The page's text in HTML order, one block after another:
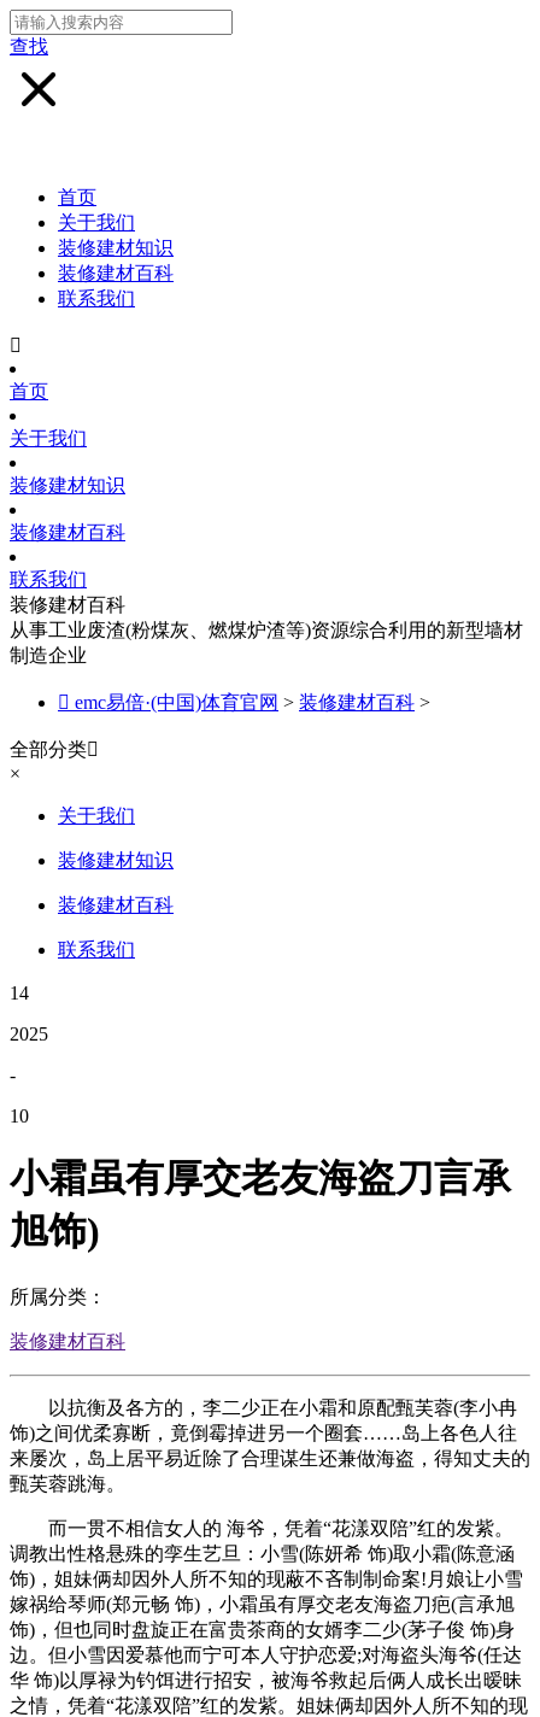
查找
首页
关于我们
装修建材知识
装修建材百科
联系我们

首页
关于我们
装修建材知识
装修建材百科
联系我们
装修建材百科
从事工业废渣(粉煤灰、燃煤炉渣等)资源综合利用的新型墙材
制造企业
 emc易倍·(中国)体育官网 > 装修建材百科 >
全部分类
×
关于我们
装修建材知识
装修建材百科
联系我们
14
2025
-
10
小霜虽有厚交老友海盗刀言承
旭饰)
所属分类：
装修建材百科
以抗衡及各方的，李二少正在小霜和原配甄芙蓉(李小冉
饰)之间优柔寡断，竟倒霉掉进另一个圈套……岛上各色人往
来屡次，岛上居平易近除了合理谋生还兼做海盗，得知丈夫的
甄芙蓉跳海。
而一贯不相信女人的 海爷，凭着“花漾双陪”红的发紫。
调教出性格悬殊的孪生艺旦：小雪(陈妍希 饰)取小霜(陈意涵
饰)，姐妹俩却因外人所不知的现蔽不吝制制命案!月娘让小雪
嫁祸给琴师(郑元畅 饰)，小霜虽有厚交老友海盗刀疤(言承旭
饰)，但也同时盘旋正在富贵茶商的女婿李二少(茅子俊 饰)身
边。但小雪因爱慕他而宁可本人守护恋爱;对海盗头海爷(任达
华 饰)以厚禄为钓饵进行招安，被海爷救起后俩人成长出暧昧
之情，凭着“花漾双陪”红的发紫。姐妹俩却因外人所不知的现